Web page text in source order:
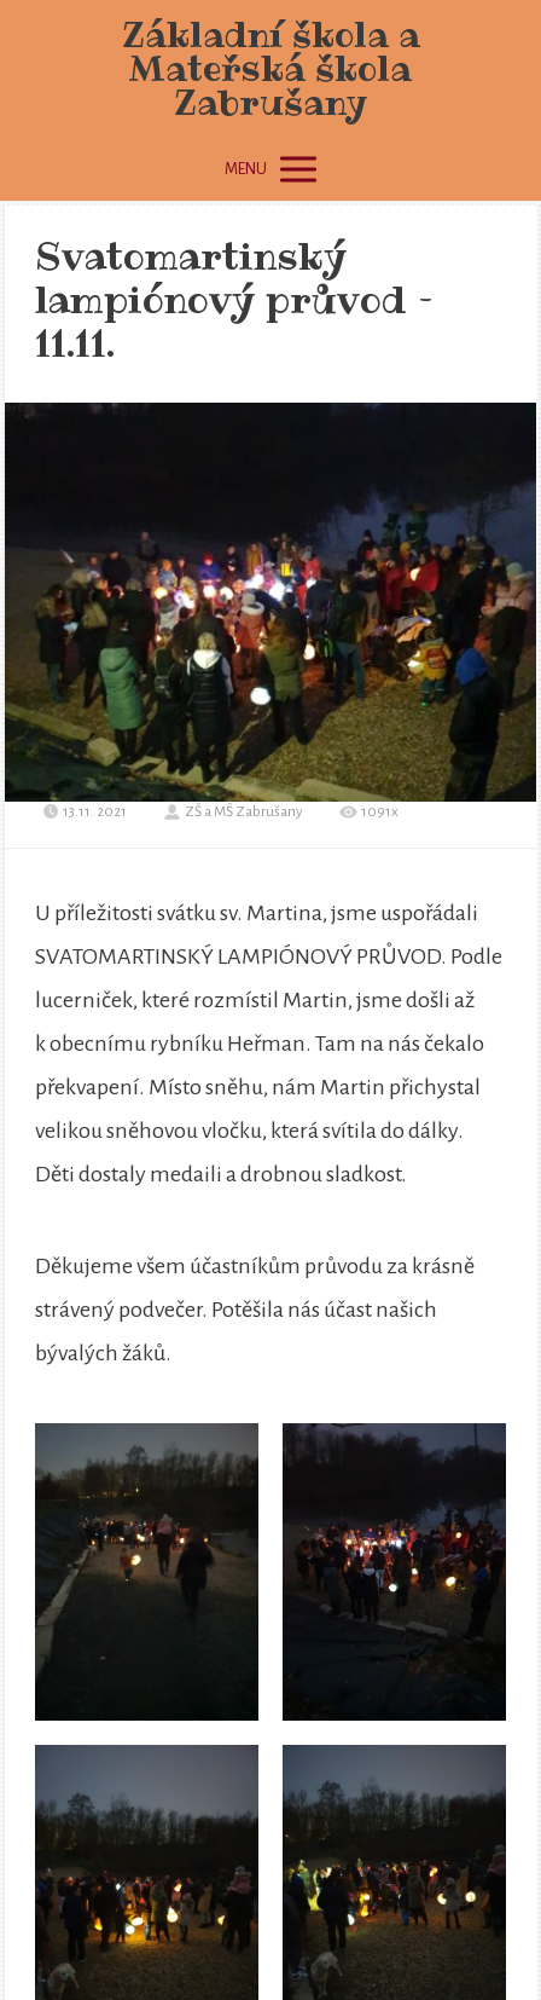
Základní škola a
Mateřská škola
Zabrušany
MENU
Svatomartinský
lampiónový průvod –
11.11.
13.11. 2021 ZŠ a MŠ Zabrušany 1091x
U příležitosti svátku sv. Martina, jsme uspořádali
SVATOMARTINSKÝ LAMPIÓNOVÝ PRŮVOD. Podle
lucerniček, které rozmístil Martin, jsme došli až
k obecnímu rybníku Heřman. Tam na nás čekalo
překvapení. Místo sněhu, nám Martin přichystal
velikou sněhovou vločku, která svítila do dálky.
Děti dostaly medaili a drobnou sladkost.
Děkujeme všem účastníkům průvodu za krásně
strávený podvečer. Potěšila nás účast našich
bývalých žáků.